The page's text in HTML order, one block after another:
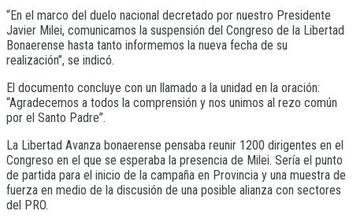
“En el marco del duelo nacional decretado por nuestro Presidente
Javier Milei, comunicamos la suspensión del Congreso de la Libertad
Bonaerense hasta tanto informemos la nueva fecha de su
realización”, se indicó.
El documento concluye con un llamado a la unidad en la oración:
“Agradecemos a todos la comprensión y nos unimos al rezo común
por el Santo Padre”.
La Libertad Avanza bonaerense pensaba reunir 1200 dirigentes en el
Congreso en el que se esperaba la presencia de Milei. Sería el punto
de partida para el inicio de la campaña en Provincia y una muestra de
fuerza en medio de la discusión de una posible alianza con sectores
del PRO.